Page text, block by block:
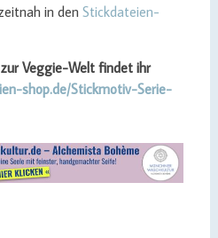
in den Stickdateien-
Veggie-Welt findet ihr
shop.de/Stickmotiv-Serie-